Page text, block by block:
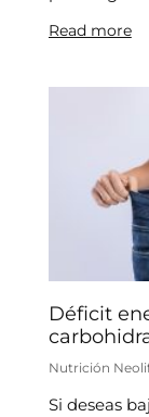
Read more
Déficit
Nutrición
Si deseas